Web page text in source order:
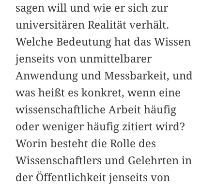
sagen will und wie er sich zur
universitären Realität verhält.
Welche Bedeutung hat das Wissen
jenseits von unmittelbarer
Anwendung und Messbarkeit, und
was heißt es konkret, wenn eine
wissenschaftliche Arbeit häufig
oder weniger häufig zitiert wird?
Worin besteht die Rolle des
Wissenschaftlers und Gelehrten in
der Öffentlichkeit jenseits von